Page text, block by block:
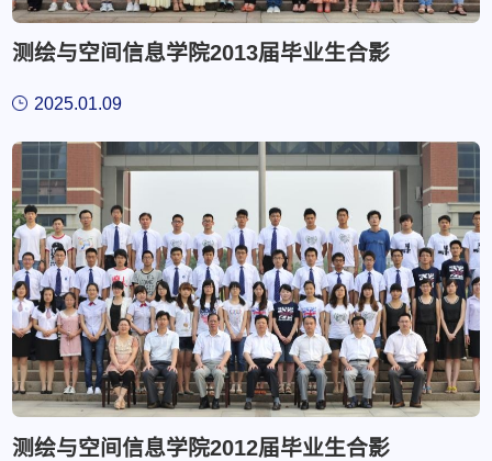
测绘与空间信息学院2013届毕业生合影
2025.01.09
测绘与空间信息学院2012届毕业生合影